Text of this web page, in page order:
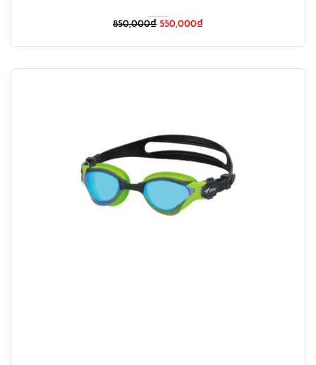
850,000₫ Giá
850,000₫.
550,000₫Giá
là: